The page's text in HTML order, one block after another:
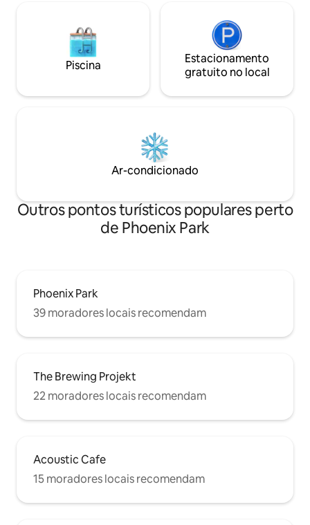
Piscina
Estacionamento
gratuito no local
Ar-condicionado
Outros pontos turísticos populares perto
de Phoenix Park
Phoenix Park
39 moradores locais recomendam
The Brewing Projekt
22 moradores locais recomendam
Acoustic Cafe
15 moradores locais recomendam